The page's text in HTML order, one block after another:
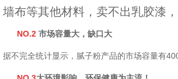
墙布等其他材料，卖不出乳胶漆
NO.2 市场容量大，缺口大
据不完全统计显示，腻子粉产品的市场容量有